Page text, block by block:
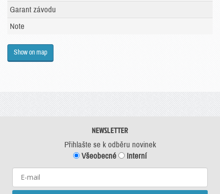
Garant závodu
Note
Show on map
NEWSLETTER
Přihlašte se k odběru novinek
Všeobecné
Interní